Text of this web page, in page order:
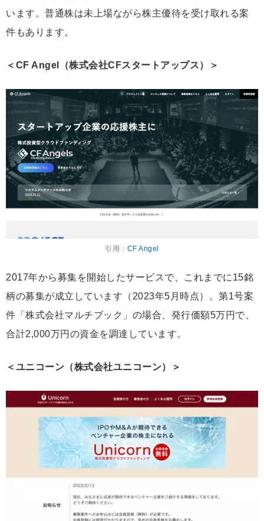
います。普通株は未上場ながら株主優待を受け取れる案
件もあります。
＜CF Angel（株式会社CFスタートアップス）＞
引用： CF Angel
2017年から募集を開始したサービスで、これまでに15銘
柄の募集が成立しています（2023年5月時点）。第1号案
件「株式会社マルチブック」の場合、発行価額5万円で、
合計2,000万円の資金を調達しています。
＜ユニコーン（株式会社ユニコーン）＞